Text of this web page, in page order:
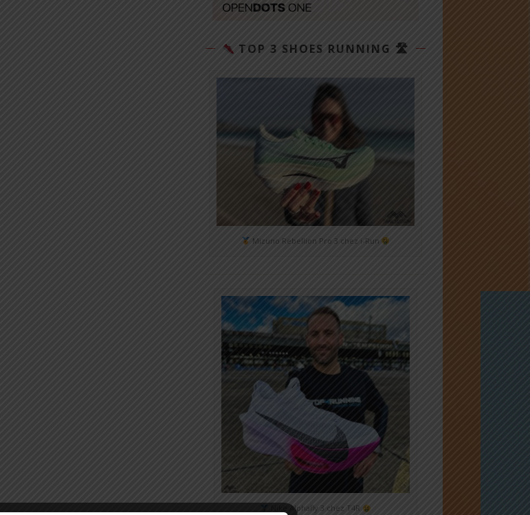
TOP 3 SHOES RUNNING 🛣
Mizuno Rebellion Pro 3 chez i-Run
Nike Alphafly 3 chez T4R